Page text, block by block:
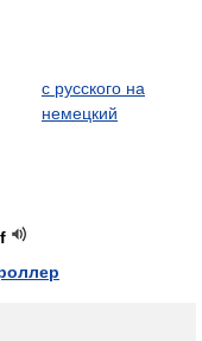
с русского на
немецкий